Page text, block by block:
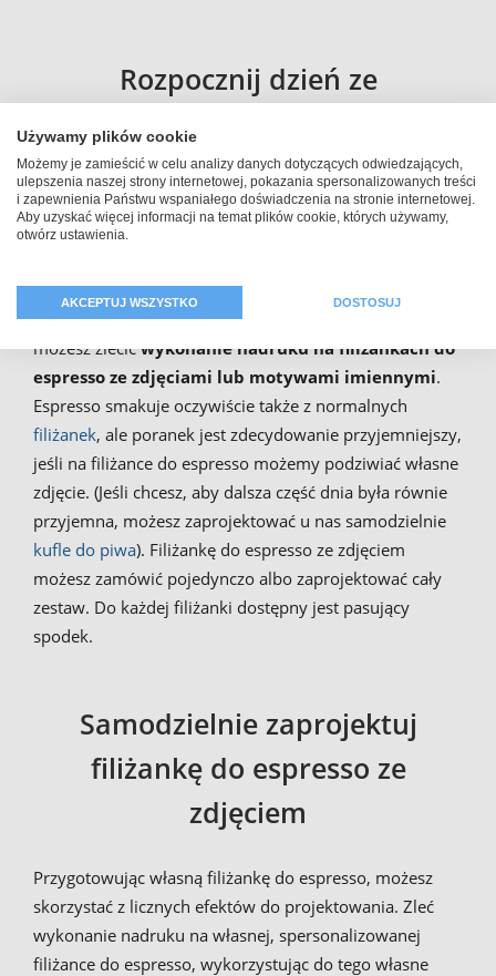
Rozpocznij dzień ze
spersonalizowaną filiżanką do
espresso ze zdjęciem
Jedni preferują herbatę, drudzy kawę, a jeszcze inni
nowy dzień. Aby dostarczenie kofeiny Twojemu
organizmowi miało charakter osobisty, na
możesz zlecićwykonanie nadruku na filiżankach do
espresso ze zdjęciami lub motywami imiennymi.
Espresso smakuje oczywiście także z normalnych
filiżanek, ale poranek jest zdecydowanie przyjemniejszy,
jeśli na filiżance do espresso możemy podziwiać własne
zdjęcie. (Jeśli chcesz, aby dalsza część dnia była równie
przyjemna, możesz zaprojektować u nas samodzielnie
kufle do piwa). Filiżankę do espresso ze zdjęciem
możesz zamówić pojedynczo albo zaprojektować cały
zestaw. Do każdej filiżanki dostępny jest pasujący
spodek.
Samodzielnie zaprojektuj
filiżankę do espresso ze
zdjęciem
Przygotowując własną filiżankę do espresso, możesz
skorzystać z licznych efektów do projektowania. Zleć
wykonanie nadruku na własnej, spersonalizowanej
filiżance do espresso, wykorzystując do tego własne
Używamy plików cookie
Możemy je zamieścić w celu analizy danych dotyczących odwiedzających,
ulepszenia naszej strony internetowej, pokazania spersonalizowanych treści
i zapewnienia Państwu wspaniałego doświadczenia na stronie internetowej.
Aby uzyskać więcej informacji na temat plików cookie, których używamy,
otwórz ustawienia.
AKCEPTUJ WSZYSTKO DOSTOSUJ